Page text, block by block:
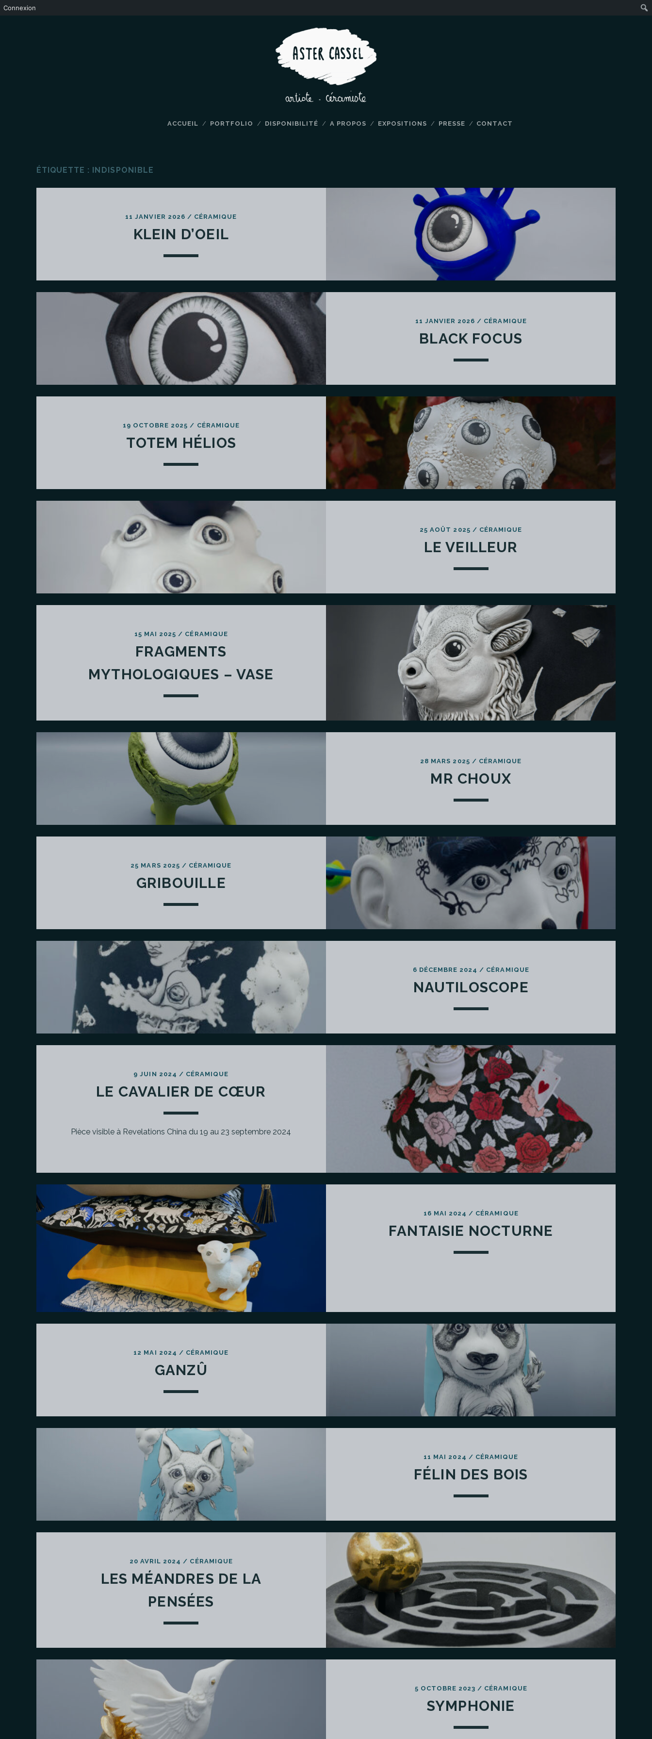
ACCUEIL PORTFOLIO DISPONIBILITÉ A PROPOS EXPOSITIONS PRESSE CONTACT
ÉTIQUETTE : INDISPONIBLE
11 JANVIER 2026 / CÉRAMIQUE
KLEIN D’OEIL
11 JANVIER 2026 / CÉRAMIQUE
BLACK FOCUS
19 OCTOBRE 2025 / CÉRAMIQUE
TOTEM HÉLIOS
25 AOÛT 2025 / CÉRAMIQUE
LE VEILLEUR
15 MAI 2025 / CÉRAMIQUE
FRAGMENTS
MYTHOLOGIQUES – VASE
28 MARS 2025 / CÉRAMIQUE
MR CHOUX
25 MARS 2025 / CÉRAMIQUE
GRIBOUILLE
6 DÉCEMBRE 2024 / CÉRAMIQUE
NAUTILOSCOPE
9 JUIN 2024 / CÉRAMIQUE
LE CAVALIER DE CŒUR
Pièce visible à Revelations China du 19 au 23 septembre 2024
16 MAI 2024 / CÉRAMIQUE
FANTAISIE NOCTURNE
12 MAI 2024 / CÉRAMIQUE
GANZÛ
11 MAI 2024 / CÉRAMIQUE
FÉLIN DES BOIS
20 AVRIL 2024 / CÉRAMIQUE
LES MÉANDRES DE LA
PENSÉES
5 OCTOBRE 2023 / CÉRAMIQUE
SYMPHONIE
Connexion